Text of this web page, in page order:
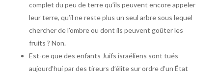
complet du peu de terre qu’ils peuvent encore appeler
leur terre, qu’il ne reste plus un seul arbre sous lequel
chercher de l’ombre ou dont ils peuvent goûter les
fruits ? Non.
Est-ce que des enfants Juifs israéliens sont tués
aujourd’hui par des tireurs d’élite sur ordre d’un État